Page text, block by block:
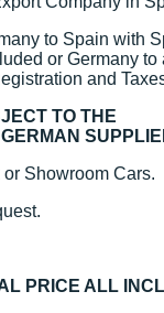
to Spain with
or Germany to
and
TO THE
or Showroom Cars.
PRICE ALL